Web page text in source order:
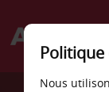
WelcomeNous